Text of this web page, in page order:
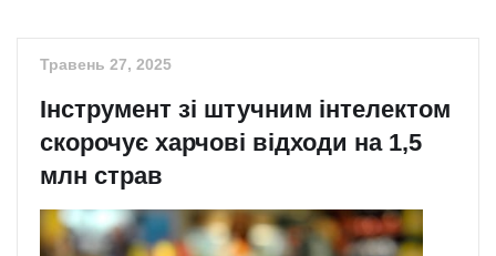
Травень 27, 2025
Інструмент зі штучним інтелектом
скорочує харчові відходи на 1,5
млн страв